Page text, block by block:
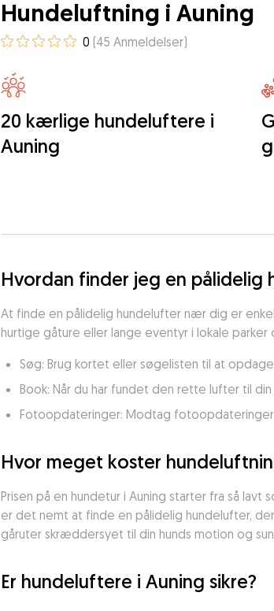
Hundeluftning i Auning
0 (45 Anmeldelser)
20 kærlige hundeluftere i
Auning
Hvordan finder jeg en
At finde en pålidelig hundelufter nær dig er
hurtige gåture eller lange eventyr i lokale
Søg: Brug kortet eller søgelisten til at
Book: Når du har fundet den rette lufter til
Fotoopdateringer: Modtag fotoopdateringer
Hvor meget koster
Prisen på en hundetur i Auning starter fra så lavt
er det nemt at finde en pålidelig hundelufter,
gåruter skræddersyet til din hunds motion og
Er hundeluftere i Auning sikre?